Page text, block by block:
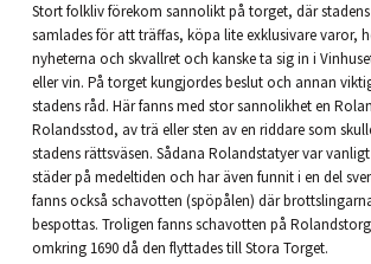
Stort folkliv förekom sannolikt på torget, där
samlades för att träffas, köpa lite exklusivare varor,
nyheterna och skvallret och kanske ta sig in i
eller vin. På torget kungjordes beslut och annan
stadens råd. Här fanns med stor sannolikhet en
Rolandsstod, av trä eller sten av en riddare som
stadens rättsväsen. Sådana Rolandstatyer var
städer på medeltiden och har även funnit i en del
fanns också schavotten (spöpålen) där
bespottas. Troligen fanns schavotten på
omkring 1690 då den flyttades till Stora Torget.